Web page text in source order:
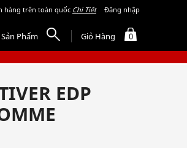
Phẩm Giỏ Hàng 0
hàng trên toàn quốc Chi Tiết Đăng nhập
EDP